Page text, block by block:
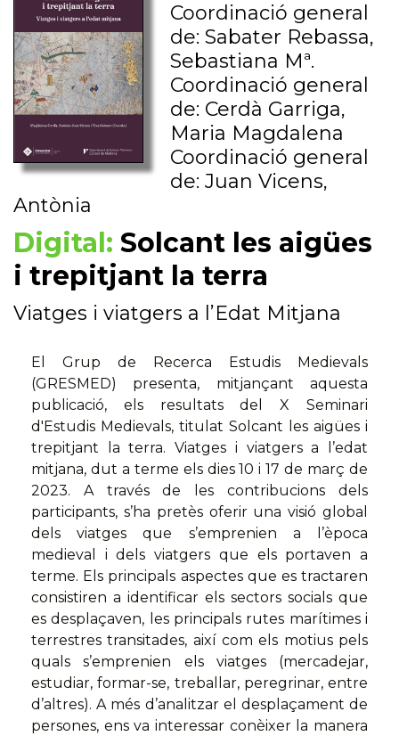
Coordinació general
de: Sabater Rebassa,
Sebastiana Mª.
Coordinació general
de: Cerdà Garriga,
Maria Magdalena
Coordinació general
de: Juan Vicens,
Antònia
Digital: Solcant les aigües
i trepitjant la terra
Viatges i viatgers a l’Edat Mitjana
El Grup de Recerca Estudis Medievals
(GRESMED) presenta, mitjançant aquesta
publicació, els resultats del X Seminari
d'Estudis Medievals, titulat Solcant les aigües i
trepitjant la terra. Viatges i viatgers a l’edat
mitjana, dut a terme els dies 10 i 17 de març de
2023. A través de les contribucions dels
participants, s’ha pretès oferir una visió global
dels viatges que s’emprenien a l’època
medieval i dels viatgers que els portaven a
terme. Els principals aspectes que es tractaren
consistiren a identificar els sectors socials que
es desplaçaven, les principals rutes marítimes i
terrestres transitades, així com els motius pels
quals s’emprenien els viatges (mercadejar,
estudiar, formar-se, treballar, peregrinar, entre
d’altres). A més d’analitzar el desplaçament de
persones, ens va interessar conèixer la manera